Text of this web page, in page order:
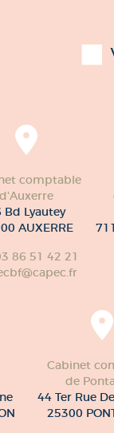
comptable
d'Auxerre
Bd Lyautey
AUXERRE
86 51 42 21
Cabinet
de
44 Ter Rue
25300